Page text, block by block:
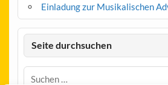
Einladung zur Musikalischen
Seite durchsuchen